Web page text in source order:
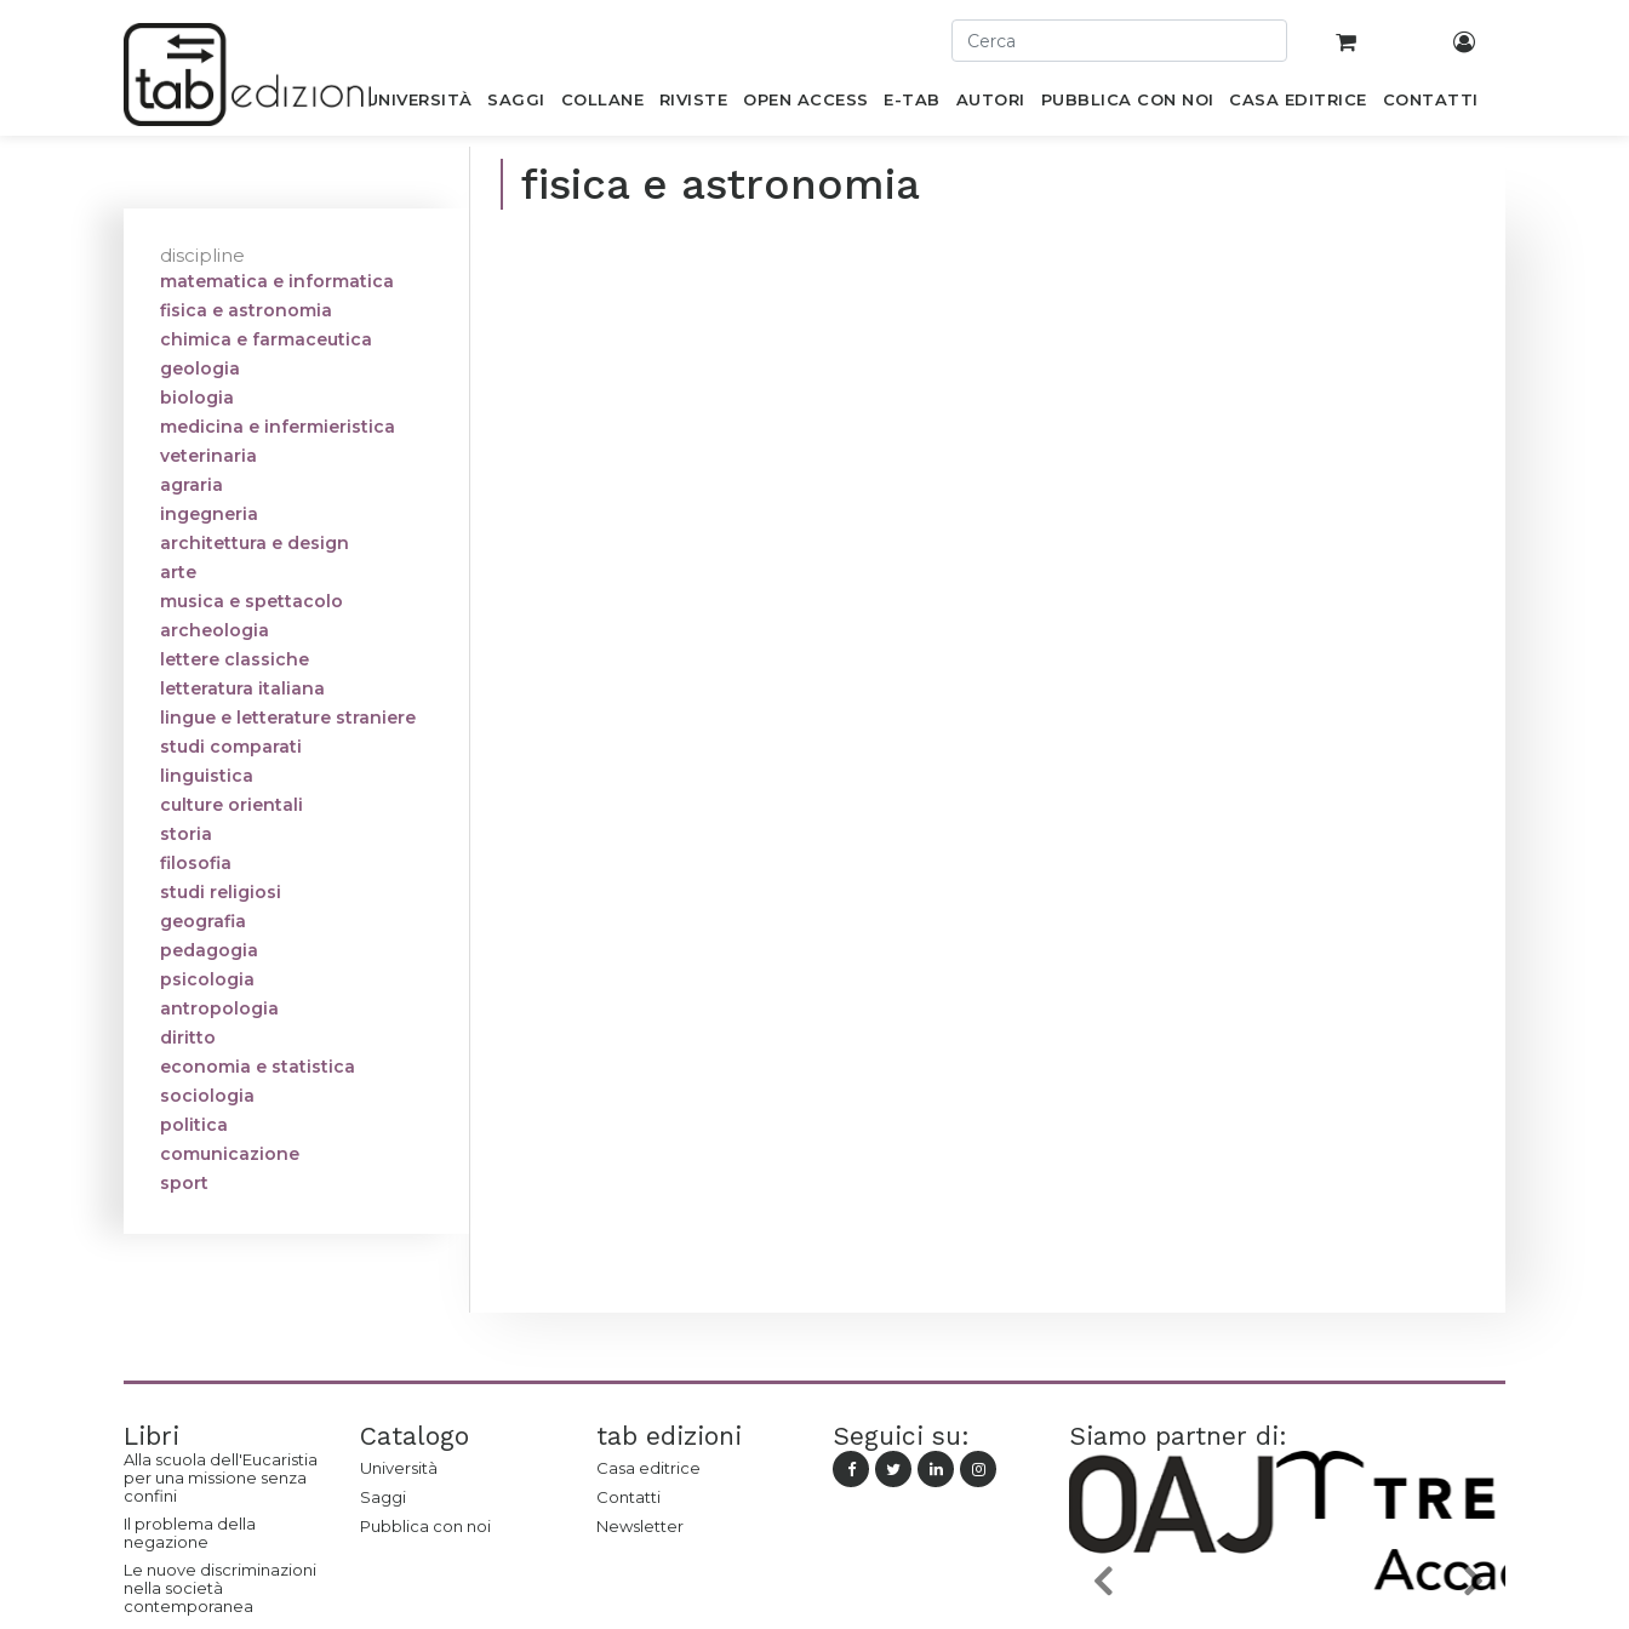
UNIVERSITÀ SAGGI COLLANE RIVISTE OPEN ACCESS E-TAB AUTORI PUBBLICA CON NOI CASA EDITRICE CONTATTI
fisica e astronomia
discipline
matematica e informatica
fisica e astronomia
chimica e farmaceutica
geologia
biologia
medicina e infermieristica
veterinaria
agraria
ingegneria
architettura e design
arte
musica e spettacolo
archeologia
lettere classiche
letteratura italiana
lingue e letterature straniere
studi comparati
linguistica
culture orientali
storia
filosofia
studi religiosi
geografia
pedagogia
psicologia
antropologia
diritto
economia e statistica
sociologia
politica
comunicazione
sport
Libri
Alla scuola dell'Eucaristia
per una missione senza
confini
Il problema della
negazione
Le nuove discriminazioni
nella società
contemporanea
Catalogo
Università
Saggi
Pubblica con noi
tab edizioni
Casa editrice
Contatti
Newsletter
Seguici su: Siamo partner di: